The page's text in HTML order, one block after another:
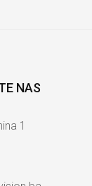
NAS
1